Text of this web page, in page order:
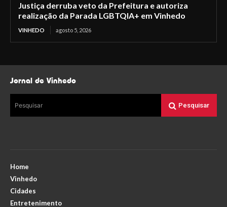
Justiça derruba veto da Prefeitura e autoriza
realização da Parada LGBTQIA+ em Vinhedo
VINHEDO agosto 5, 2026
Jornal de Vinhedo
Pesquisar Pesquisar
Home
Vinhedo
Cidades
Entretenimento